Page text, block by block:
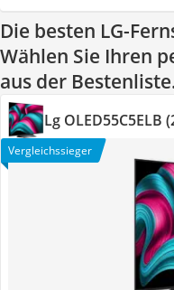
Die besten LG-
Wählen Sie Ihren
aus der
Lg OLED55C5ELB
Vergleichssieger